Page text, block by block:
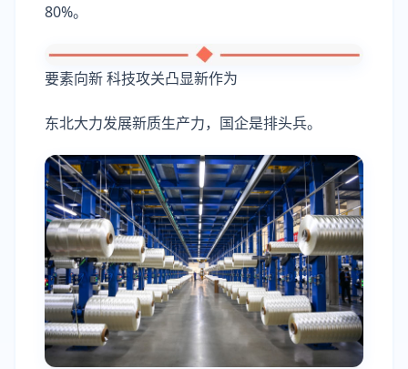
80%。
要素向新 科技攻关凸显新作为
东北大力发展新质生产力，国企是排头兵。